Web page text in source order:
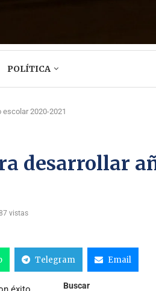
POLÍTICA
2020-2021
desarrollar
vistas
Telegram Email
Buscar